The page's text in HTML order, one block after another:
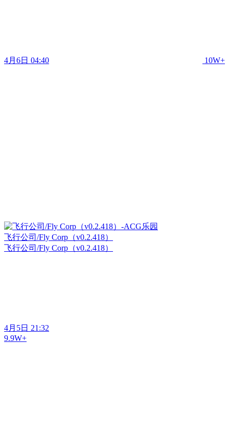
4月6日 04:40 10W+
飞行公司/Fly Corp（v0.2.418）
飞行公司/Fly Corp（v0.2.418）
4月5日 21:32
9.9W+